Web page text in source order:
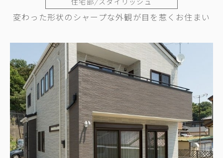
住宅部/スタイリッシュ
変わった形状のシャープな外観が目を惹くお住まい